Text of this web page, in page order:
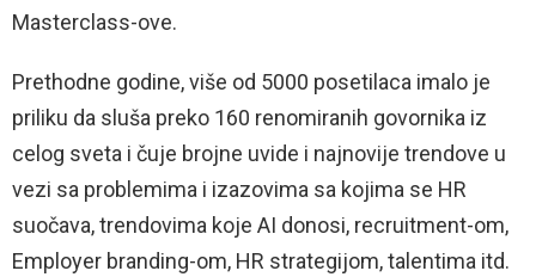
Masterclass-ove.
Prethodne godine, više od 5000 posetilaca imalo je
priliku da sluša preko 160 renomiranih govornika iz
celog sveta i čuje brojne uvide i najnovije trendove u
vezi sa problemima i izazovima sa kojima se HR
suočava, trendovima koje AI donosi, recruitment-om,
Employer branding-om, HR strategijom, talentima itd.